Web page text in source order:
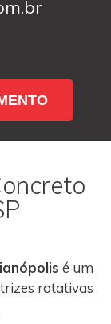
é um
rotativas